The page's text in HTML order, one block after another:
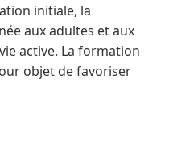
initiale, la
aux adultes et aux
active. La formation
objet de favoriser